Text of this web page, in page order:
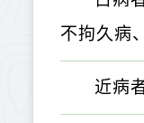
不拘久病
近病